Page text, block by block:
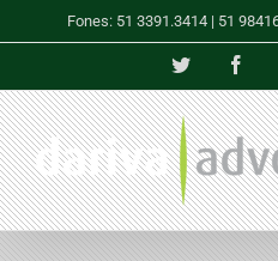
Fones: 51 3391.3414 | 51
Twitter